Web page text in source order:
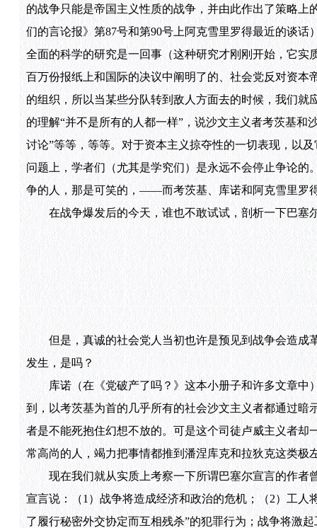
的战争只能是帝国主义性质的战争，并由此作出了策略
们的言论报》第87号和第90号上阿克雪里罗得最近的谈
全面的科学的研究是一回事（这种研究才刚刚开始，它
百万份报纸上和国际的决议中阐明了的、社会党反对资
的组织，所以当某些分队转到敌人方面去的时候，我们
的理解“并不是所有的人都一样”，说沙文主义者考茨基
讨论”等等，等等。对于资本主义掠夺性的一切表现，以
问题上，学者们（尤其是学究们）是永远不会停止争论
争的人，那是可笑的，——而考茨基、库诺和阿克雪里罗
在战争爆发后的今天，谁也不敢试试，剖析一下巴塞
但是，真诚的社会党人当初也许是预见到战争会造成
发生，是吗？
库诺（在《党破产了吗？》这本小册子和许多文章中
到，以考茨基为首的几乎所有的社会沙文主义者都通过暗
者是不能死抱住幻想不放的。可是这个司徒卢威主义者却
常高尚的人，竭力把事情都推到潘涅库克和拉狄克这类极
现在我们就从实质上考察一下所谓巴塞尔宣言的作者
宣言说：（1）战争将造成经济和政治的危机；（2）工
了履行秘密外交协定而互相残杀”的犯罪行为；战争将激